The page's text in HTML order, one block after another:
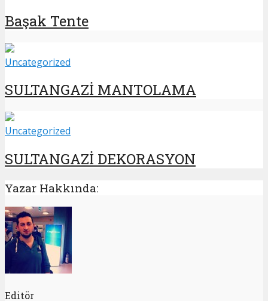
Başak Tente
Uncategorized
SULTANGAZİ MANTOLAMA
Uncategorized
SULTANGAZİ DEKORASYON
Yazar Hakkında:
Editör